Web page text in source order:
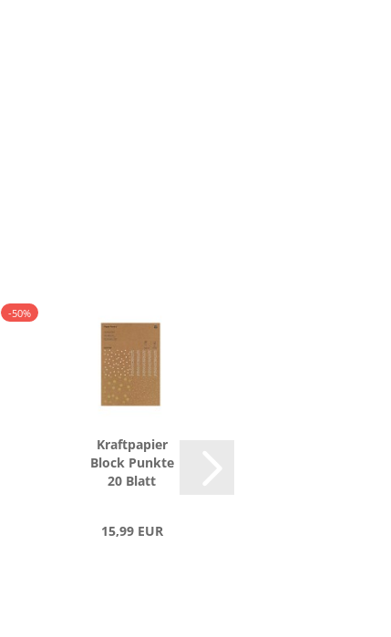
-50%
Kraft­pa­pier
Block Punk­te
20 Blatt
15,99 EUR